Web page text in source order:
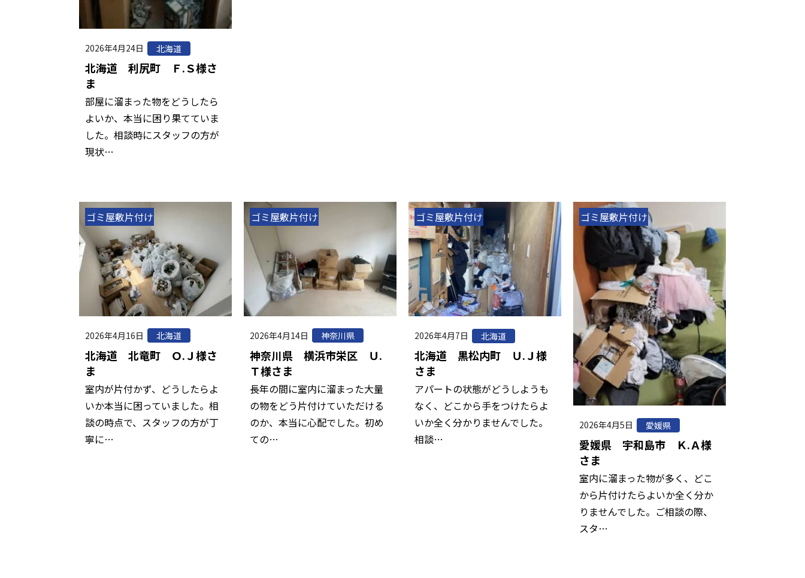
2026年4月24日 北海道
北海道 利尻町 Ｆ.Ｓ様さ
ま
部屋に溜まった物をどうしたら
よいか、本当に困り果てていま
した。相談時にスタッフの方が
現状…
ゴミ屋敷片付け
2026年4月16日 北海道
北海道 北竜町 Ｏ.Ｊ様さ
ま
室内が片付かず、どうしたらよ
いか本当に困っていました。相
談の時点で、スタッフの方が丁
寧に…
ゴミ屋敷片付け
2026年4月14日 神奈川県
神奈川県 横浜市栄区 Ｕ.
Ｔ様さま
長年の間に室内に溜まった大量
の物をどう片付けていただける
のか、本当に心配でした。初め
ての…
ゴミ屋敷片付け
2026年4月7日 北海道
北海道 黒松内町 Ｕ.Ｊ様
さま
アパートの状態がどうしようも
なく、どこから手をつけたらよ
いか全く分かりませんでした。
相談…
ゴミ屋敷片付け
2026年4月5日 愛媛県
愛媛県 宇和島市 Ｋ.Ａ様
さま
室内に溜まった物が多く、どこ
から片付けたらよいか全く分か
りませんでした。ご相談の際、
スタ…